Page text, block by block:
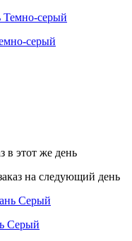
серый
в этот же день
на следующий день
Серый